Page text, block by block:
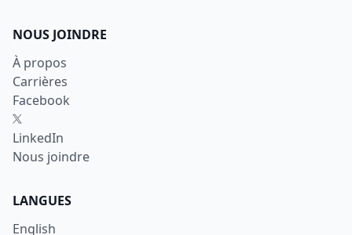
NOUS JOINDRE
À propos
Carrières
Facebook
X
LinkedIn
Nous joindre
LANGUES
English